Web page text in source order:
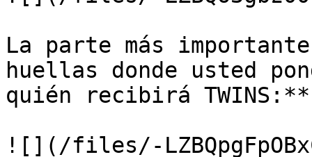
La parte más
huellas donde usted
quién recibirá TWINS:**
![](/files/-